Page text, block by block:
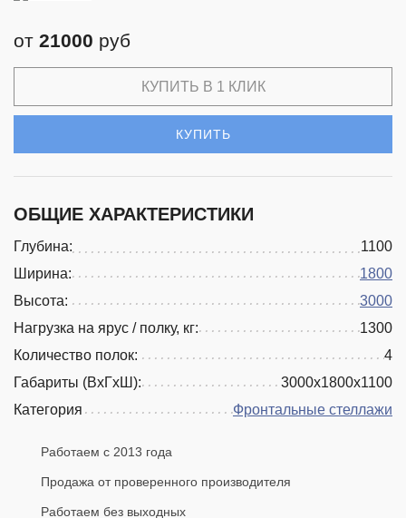
от 21000 руб
КУПИТЬ В 1 КЛИК
КУПИТЬ
ОБЩИЕ ХАРАКТЕРИСТИКИ
Глубина:
1100
Ширина:
1800
Высота:
3000
Нагрузка на ярус / полку, кг:
1300
Количество полок:
4
Габариты (ВхГхШ):
3000х1800х1100
Категория
Фронтальные стеллажи
Работаем с 2013 года
Продажа от проверенного производителя
Работаем без выходных